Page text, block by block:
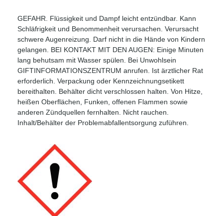
GEFAHR. Flüssigkeit und Dampf leicht entzündbar. Kann
Schläfrigkeit und Benommenheit verursachen. Verursacht
schwere Augenreizung. Darf nicht in die Hände von Kindern
gelangen. BEI KONTAKT MIT DEN AUGEN: Einige Minuten
lang behutsam mit Wasser spülen. Bei Unwohlsein
GIFTINFORMATIONSZENTRUM anrufen. Ist ärztlicher Rat
erforderlich. Verpackung oder Kennzeichnungsetikett
bereithalten. Behälter dicht verschlossen halten. Von Hitze,
heißen Oberflächen, Funken, offenen Flammen sowie
anderen Zündquellen fernhalten. Nicht rauchen.
Inhalt/Behälter der Problemabfallentsorgung zuführen.